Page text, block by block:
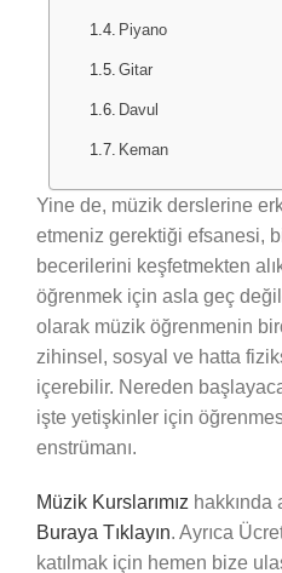
Piyano
Gitar
Davul
Keman
Yine de, müzik derslerine
etmeniz gerektiği efsanesi,
becerilerini keşfetmekten
öğrenmek için asla geç
olarak müzik öğrenmenin
zihinsel, sosyal ve hatta
içerebilir. Nereden
işte yetişkinler için
enstrümanı.
Müzik Kurslarımız hakkında
Buraya Tıklayın. Ayrıca
katılmak için hemen bize